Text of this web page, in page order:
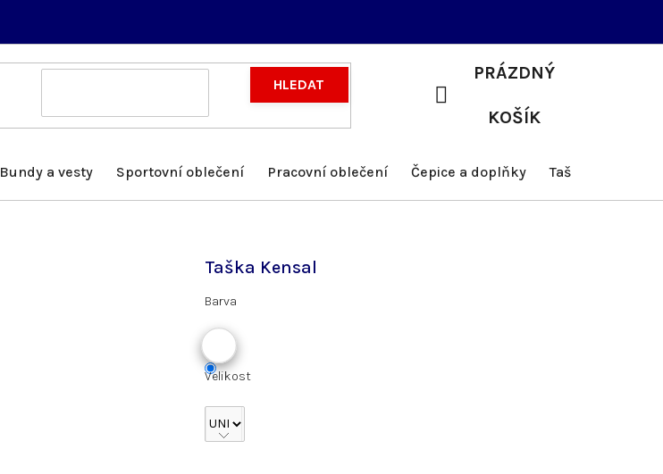
HLEDAT
NÁKUPNÍ
PRÁZDNÝ
KOŠÍK
Bundy a vesty Sportovní oblečení Pracovní oblečení Čepice a doplňky Tašky a batohy
Taška Kensal
Barva
Velikost